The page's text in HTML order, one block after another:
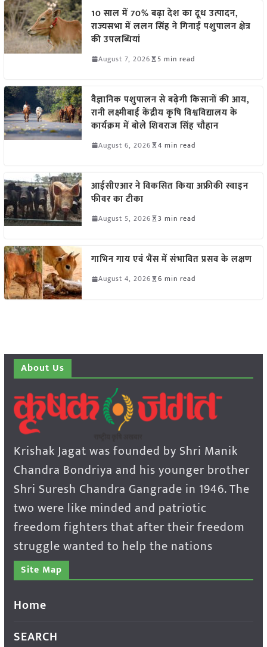
10 साल में 70% बढ़ा देश का दूध उत्पादन,
राज्यसभा में ललन सिंह ने गिनाईं पशुपालन क्षेत्र
की उपलब्धियां
August 7, 2026 5 min read
वैज्ञानिक पशुपालन से बढ़ेगी किसानों की आय,
रानी लक्ष्मीबाई केंद्रीय कृषि विश्वविद्यालय के
कार्यक्रम में बोले शिवराज सिंह चौहान
August 6, 2026 4 min read
आईसीएआर ने विकसित किया अफ्रीकी स्वाइन
फीवर का टीका
August 5, 2026 3 min read
गाभिन गाय एवं भैंस में संभावित प्रसव के लक्षण
August 4, 2026 6 min read
About Us
Krishak Jagat was founded by Shri Manik
Chandra Bondriya and his younger brother
Shri Suresh Chandra Gangrade in 1946. The
two were like minded and patriotic
freedom fighters that after their freedom
struggle wanted to help the nations
Site Map
Home
SEARCH